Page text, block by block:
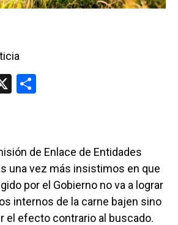
X
p
ar
tir
de Enlace de Entidades
una vez más insistimos en que
por el Gobierno no va a lograr
internos de la carne bajen sino
el efecto contrario al buscado.